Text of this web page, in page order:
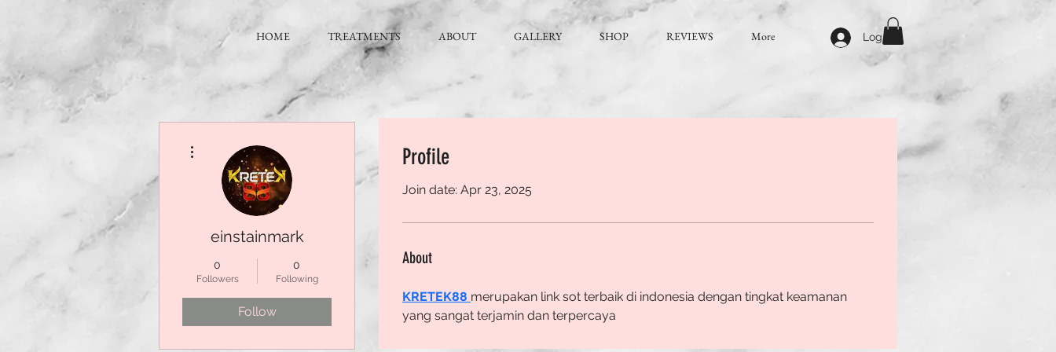
HOME TREATMENTS ABOUT GALLERY SHOP REVIEWS More Log In
Profile
Join date: Apr 23, 2025
About
KRETEK88 merupakan link sot terbaik di indonesia dengan tingkat keamanan
yang sangat terjamin dan terpercaya
einstainmark
0
Followers
0
Following
Follow